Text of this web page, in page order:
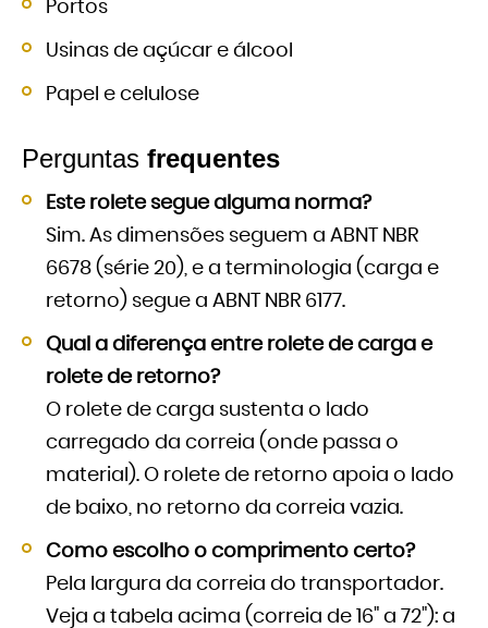
Portos
Usinas de açúcar e álcool
Papel e celulose
Perguntas frequentes
Este rolete segue alguma norma?
Sim. As dimensões seguem a ABNT NBR
6678 (série 20), e a terminologia (carga e
retorno) segue a ABNT NBR 6177.
Qual a diferença entre rolete de carga e
rolete de retorno?
O rolete de carga sustenta o lado
carregado da correia (onde passa o
material). O rolete de retorno apoia o lado
de baixo, no retorno da correia vazia.
Como escolho o comprimento certo?
Pela largura da correia do transportador.
Veja a tabela acima (correia de 16" a 72"): a